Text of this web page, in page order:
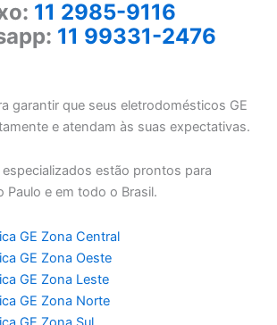
11 2985-9116
11 99331-2476
garantir que seus eletrodomésticos GE
e atendam às suas expectativas.
estão prontos para
Paulo e em todo o Brasil.
GE Zona Central
GE Zona Oeste
GE Zona Leste
GE Zona Norte